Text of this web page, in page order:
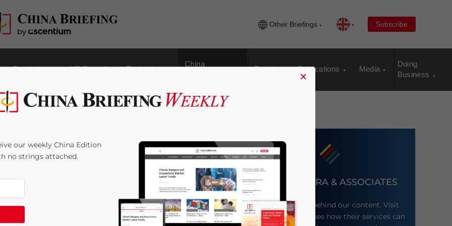
Other Briefings Subscribe
Regulatory HR/Payroll Technology
China
Events Publications Media
Doing
Business
raggiunge il 5%:
chiave
DEZAN SHIRA & ASSOCIATES
Meet the firm behind our content. Visit
their website to see how their services can
×
our weekly China Edition
no strings attached.